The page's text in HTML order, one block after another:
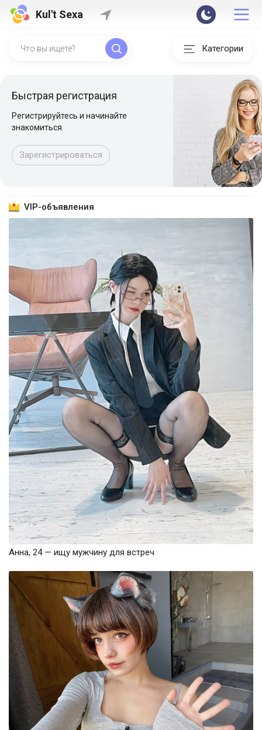
Kul't Sexa
Категории
Быстрая регистрация
Регистрируйтесь и начинайте
знакомиться
Зарегистрироваться
VIP-объявления
Анна, 24 — ищу мужчину для встреч